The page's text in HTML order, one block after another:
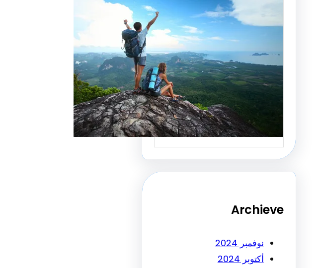
تحسين خدمات رقم شركة
سياحة: أفضل الطرق
لجذب الزبائن وتحقيق
النجاح
رقم شركة سياحة هو عامل
أساسي لجذب الزبائن وتحقيق
النجاح…
Archieve
نوفمبر 2024
أكتوبر 2024